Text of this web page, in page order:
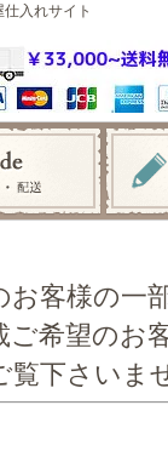
入れサイト
客様の一
ご希望のお
覧下さいま